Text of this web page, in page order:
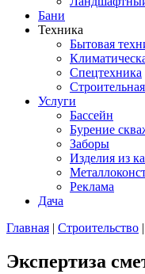
Бани
Техника
Бытовая
Спецтехника
Услуги
Бассейн
Бурение
Заборы
Изделия из
Реклама
Дача
Главная | Строительство
Экспертиза